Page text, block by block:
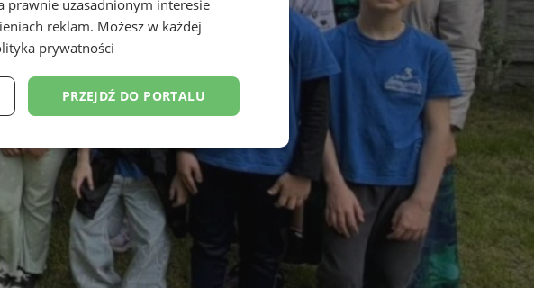
prawnie uzasadnionym interesie
reklam. Możesz w każdej
prywatności
PRZEJDŹ DO PORTALU
Niesklasyfikowane
Niesklasyfikowane